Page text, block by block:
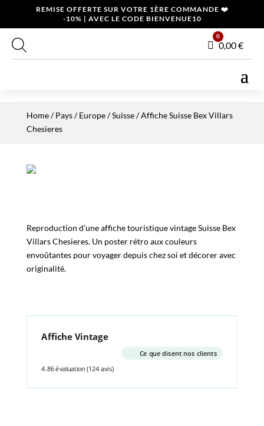
REMISE OFFERTE SUR VOTRE 1ÈRE COMMANDE ❤️
-10% | AVEC LE CODE BIENVENUE10
Panier
0
0,00€
Home/Pays/Europe/Suisse/ Affiche Suisse Bex Villars
Chesieres
Reproduction d’une affiche touristique vintage Suisse Bex
Villars Chesieres. Un poster rétro aux couleurs
envoûtantes pour voyager depuis chez soi et décorer avec
originalité.
Affiche Vintage
Ce que disent nos clients
4.86 évaluation (124 avis)